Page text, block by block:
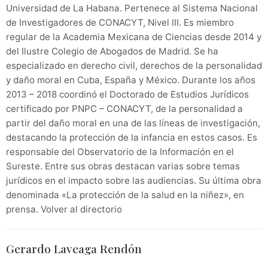
Universidad de La Habana. Pertenece al Sistema Nacional
de Investigadores de CONACYT, Nivel III. Es miembro
regular de la Academia Mexicana de Ciencias desde 2014 y
del Ilustre Colegio de Abogados de Madrid. Se ha
especializado en derecho civil, derechos de la personalidad
y daño moral en Cuba, España y México. Durante los años
2013 – 2018 coordinó el Doctorado de Estudios Jurídicos
certificado por PNPC – CONACYT, de la personalidad a
partir del daño moral en una de las líneas de investigación,
destacando la protección de la infancia en estos casos. Es
responsable del Observatorio de la Información en el
Sureste. Entre sus obras destacan varias sobre temas
jurídicos en el impacto sobre las audiencias. Su última obra
denominada «La protección de la salud en la niñez», en
prensa. Volver al directorio
Gerardo Laveaga Rendón